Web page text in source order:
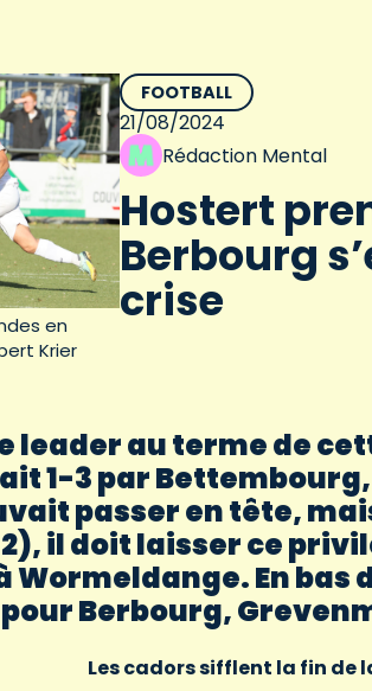
en
Krier
FOOTBALL
21/08/2024
Rédaction Mental
Hostert
Berbourg
crise
leader au terme de
1-3 par
passer en tête,
il doit laisser ce
Wormeldange. En bas
Berbourg,
Les cadors sifflent la fin de